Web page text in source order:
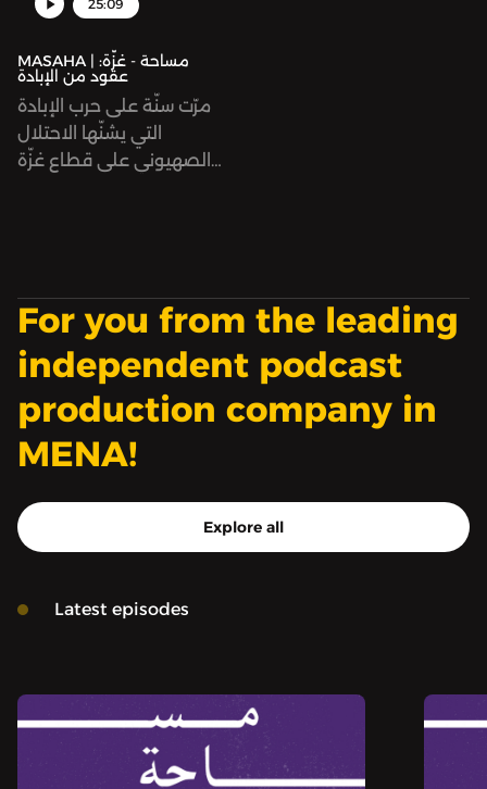
25:09
MASAHA | مساحة - غزّة:
عقود من الإبادة
مرّت سنّة على حرب الإبادة
التي يشنّها الاحتلال
الصهيوني على قطاع غزّة
تصنّف كجرائم حرب.
For you from the leading
independent podcast
production company in
MENA!
Explore all
Latest episodes